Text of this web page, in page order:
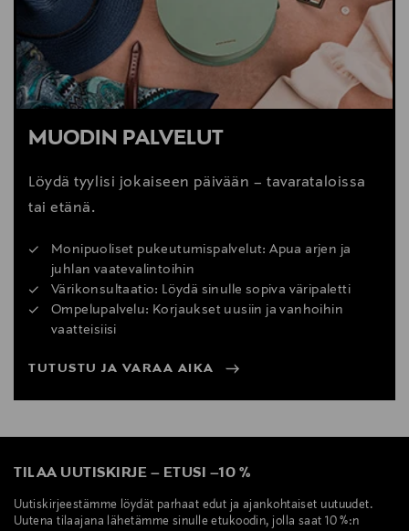
MUODIN PALVELUT
Löydä tyylisi jokaiseen päivään – tavarataloissa
tai etänä.
Monipuoliset pukeutumispalvelut: Apua arjen ja
juhlan vaatevalintoihin
Värikonsultaatio: Löydä sinulle sopiva väripaletti
Ompelupalvelu: Korjaukset uusiin ja vanhoihin
vaatteisiisi
TUTUSTU JA VARAA AIKA
TILAA UUTISKIRJE – ETUSI –10 %
Uutiskirjeestämme löydät parhaat edut ja ajankohtaiset uutuudet.
Uutena tilaajana lähetämme sinulle etukoodin, jolla saat 10 %:n